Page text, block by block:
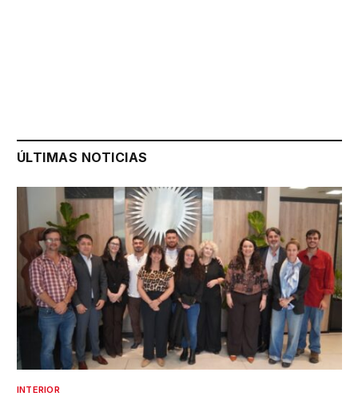
ÚLTIMAS NOTICIAS
INTERIOR